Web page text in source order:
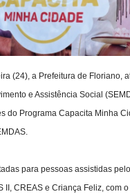
(24), a Prefeitura de Floriano,
e Assistência Social
do Programa Capacita Minha
para pessoas assistidas
II, CREAS e Criança Feliz, com